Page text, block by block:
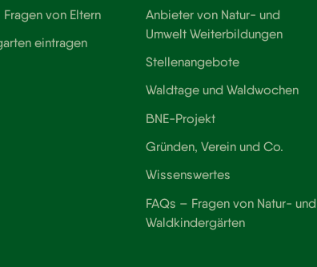
Fragen von Eltern
eintragen
Anbieter von Natur- und
Umwelt Weiterbildungen
Stellenangebote
Waldtage und Waldwochen
BNE-Projekt
Gründen, Verein und Co.
Wissenswertes
FAQs – Fragen von Natur- und
Waldkindergärten